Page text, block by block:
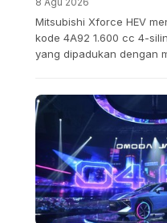
Mitsubishi Xforce HEV
kode 4A92 1.600 cc 4-
yang dipadukan dengan